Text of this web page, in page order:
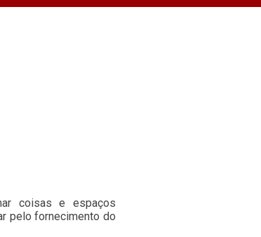
coisas e espaços
pelo fornecimento do